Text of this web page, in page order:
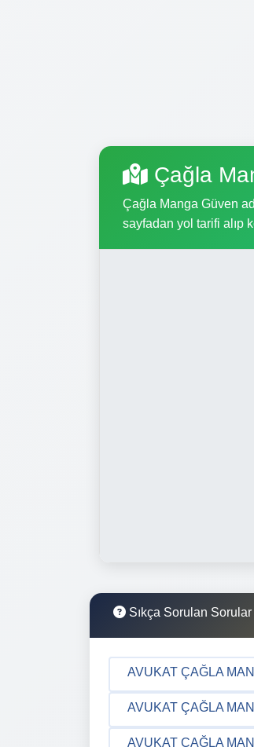
Çağla
Çağla Manga Güven
sayfadan yol tarifi alıp
Sıkça Sorulan Sorular
AVUKAT ÇAĞLA
AVUKAT ÇAĞLA
AVUKAT ÇAĞLA